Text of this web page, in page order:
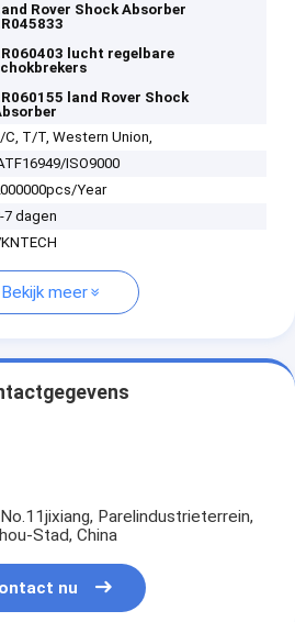
Rover Shock Absorber
lucht regelbare
land Rover Shock
C, T/T, Western Union,
ISO9000
Year
7 dagen
Bekijk meer
Parelindustrieterrein,
Stad, China
nu